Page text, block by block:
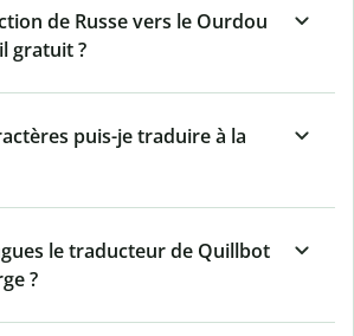
de Russe vers le Ourdou
gratuit ?
puis-je traduire à la
le traducteur de Quillbot
?